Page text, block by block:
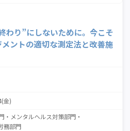
わり”にしないために。今こそ
ントの適切な測定法と改善施
金)
メンタルヘルス対策部門
務部門